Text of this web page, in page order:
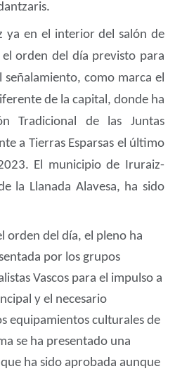
ya en el interior del salón de
orden del día previsto para
como marca el
de la capital, donde ha
Tradicional de las Juntas
a Tierras Esparsas el último
El municipio de Iruraiz-
la Llanada Alavesa, ha sido
orden del día, el pleno ha
por los grupos
Vascos para el impulso a
y el necesario
equipamientos culturales de
se ha presentado una
ha sido aprobada aunque